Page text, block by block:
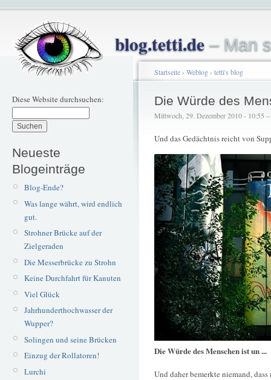
blog.tetti.de– Man
Diese Website durchsuchen:
Neueste
Blogeinträge
Blog-Ende?
Was lange währt, wird endlich
gut.
Strohner Brücke auf der
Zielgeraden
Die Messerbrücke zu Strohn
Keine Durchfahrt für Kanuten
Viel Glück
Jahrhunderthochwasser der
Wupper?
Solingen und seine Brücken
Einzug der Rollatoren!
Lurchi
Startseite› Weblog› tetti's blog
Die Würde des
Mittwoch, 29. Dezember 2010 - 10:55
Und das Gedächtnis reicht von
Die Würde des Menschen ist un ...
Und daher bemerkte niemand,